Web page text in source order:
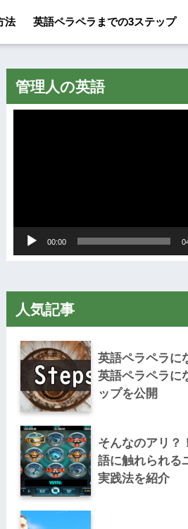
法 英語ペラペラまでの3ステップ
管理人の英語
ヤ
00:00
人気記事
英語ペラペラに
英語ペラペラに
ップを公開
そんなのアリ？
語に触れられる
実践法を紹介